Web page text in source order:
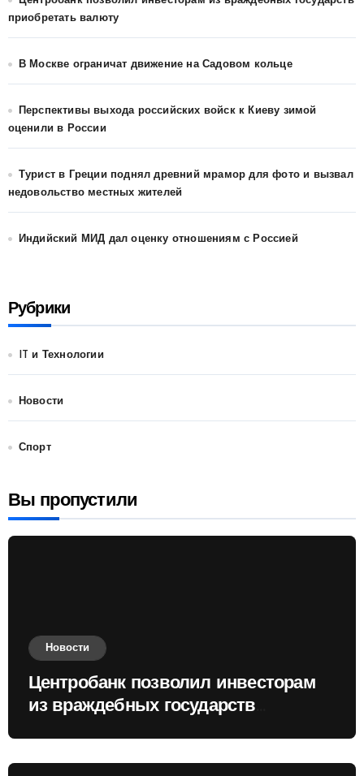
приобретать валюту
В Москве ограничат движение на Садовом кольце
Перспективы выхода российских войск к Киеву зимой
оценили в России
Турист в Греции поднял древний мрамор для фото и вызвал
недовольство местных жителей
Индийский МИД дал оценку отношениям с Россией
Рубрики
IT и Технологии
Новости
Спорт
Вы пропустили
Новости
Центробанк позволил инвесторам
из враждебных государств